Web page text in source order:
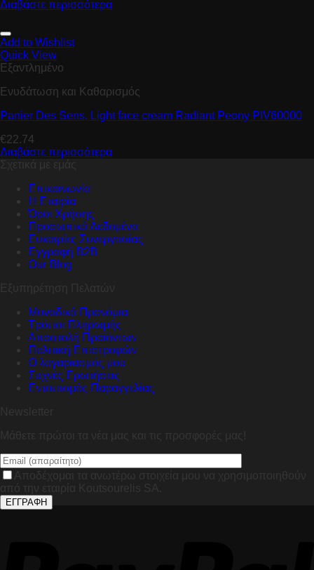
Διαβάστε περισσότερα
Add to Wishlist
Quick View
Εξαντλημένο
Ενυδάτωση και Καθαρισμός
Panier Des Sens, Light face cream Radiant Peony PIV60000
€22.74
Διαβάστε περισσότερα
Σχετικά με εμάς
Επικοινωνία
Η Εταιρία
Όροι Χρήσης
Προσωπικά Δεδομένα
Ευκαιρίες Συνεργασίας
Εγγραφή B2B
Our Blog
Εξυπηρέτηση Πελατών
Μοναδικά Προνόμια
Τρόποι Πληρωμής
Αποστολή Προϊόντων
Πολιτική Επιστροφών
Ο λογαριασμός μου
Συχνές Ερωτήσεις
Εντοπισμός Παραγγελίας
Newsletter
Μάθετε πρώτοι τα νέα μας και τις προσφορές μας!
Αποδέχομαι τα ανωτέρω στοιχεία μου να χρησιμοποιηθούν
από την εταιρία Koutsourelis SA.